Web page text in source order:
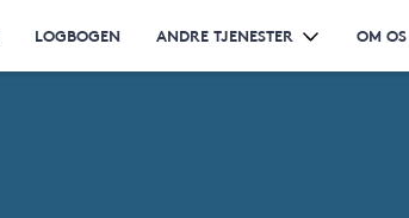
LOGBOGEN ANDRE TJENESTER OM OS